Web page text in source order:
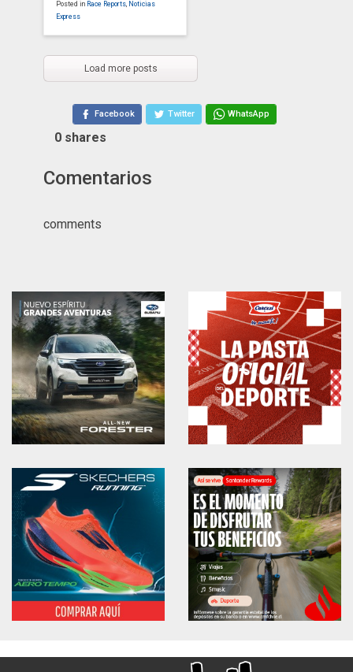
Posted in Race Reports, Noticias
Express
Load more posts
Facebook Twitter WhatsApp
0 shares
Comentarios
comments